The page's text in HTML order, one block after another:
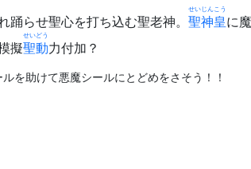
踊らせ聖心を打ち込む聖老神。 聖神皇
せいじんこう
に
擬聖動
せいどう
力付加？
を助けて悪魔シールにとどめをさそう！！